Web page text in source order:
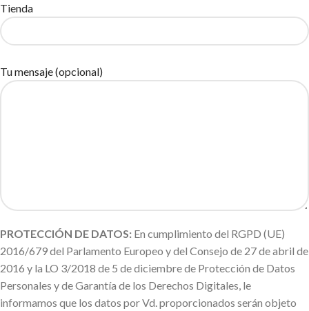
Tienda
Tu mensaje (opcional)
PROTECCIÓN DE DATOS: En cumplimiento del RGPD (UE)
2016/679 del Parlamento Europeo y del Consejo de 27 de abril de
2016 y la LO 3/2018 de 5 de diciembre de Protección de Datos
Personales y de Garantía de los Derechos Digitales, le
informamos que los datos por Vd. proporcionados serán objeto